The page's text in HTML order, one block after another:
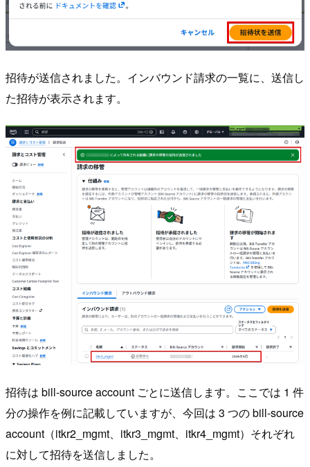
招待が送信されました。インバウンド請求の一覧に、送信し
た招待が表示されます。
招待は bill-source account ごとに送信します。ここでは 1 件
分の操作を例に記載していますが、今回は 3 つの bill-source
account（itkr2_mgmt、itkr3_mgmt、itkr4_mgmt）それぞれ
に対して招待を送信しました。